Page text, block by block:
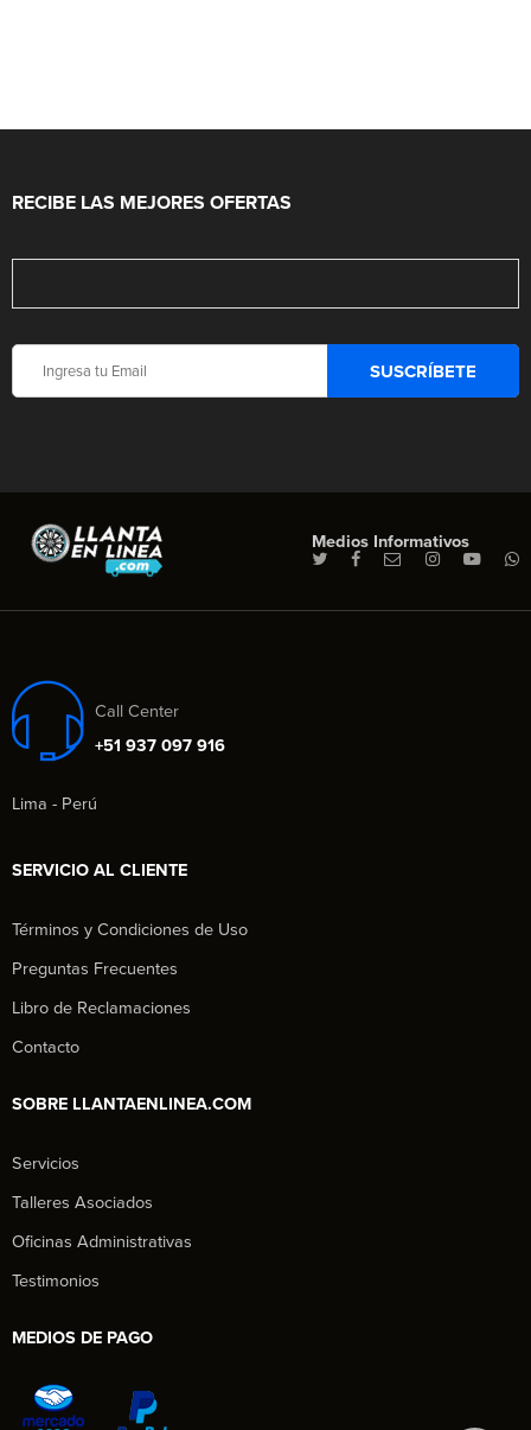
RECIBE LAS MEJORES OFERTAS
Medios Informativos
Call Center
+51 937 097 916
Lima - Perú
SERVICIO AL CLIENTE
Términos y Condiciones de Uso
Preguntas Frecuentes
Libro de Reclamaciones
Contacto
SOBRE LLANTAENLINEA.COM
Servicios
Talleres Asociados
Oficinas Administrativas
Testimonios
MEDIOS DE PAGO